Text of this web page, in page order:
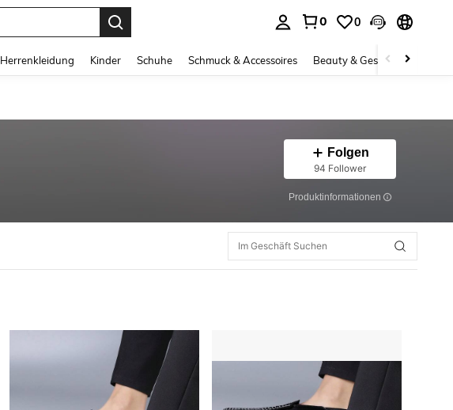
0 0
Herrenkleidung Kinder Schuhe Schmuck & Accessoires Beauty & Gesundheit
Folgen
94 Follower
Produktinformationen